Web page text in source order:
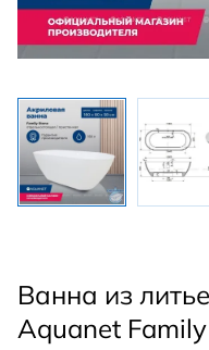
Ванна из
Aquanet